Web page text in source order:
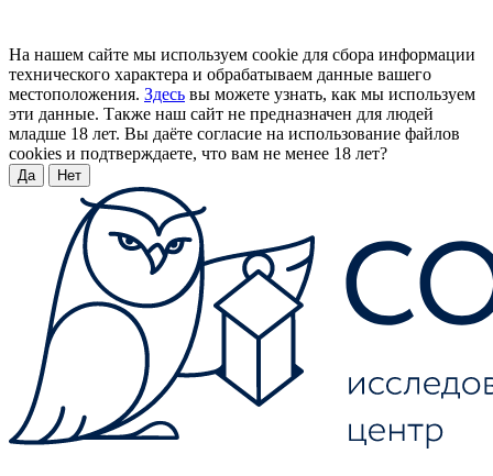
На нашем сайте мы используем cookie для сбора информации
технического характера и обрабатываем данные вашего
местоположения. Здесь вы можете узнать, как мы используем
эти данные. Также наш сайт не предназначен для людей
младше 18 лет. Вы даёте согласие на использование файлов
cookies и подтверждаете, что вам не менее 18 лет?
Да Нет